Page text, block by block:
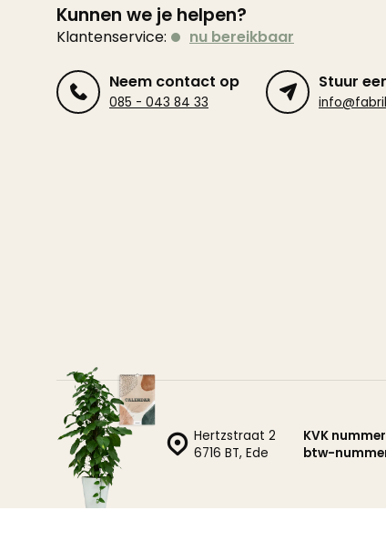
Kunnen we je helpen?
Klantenservice: nu bereikbaar
Neem contact op
085 - 043 84 33
Stuur
Hertzstraat 2
6716 BT, Ede
KVK
btw-